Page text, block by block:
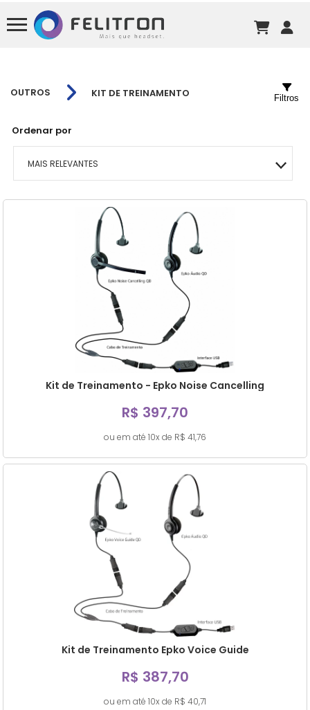
OUTROS KIT DE TREINAMENTO
Ordenar por
MAIS RELEVANTES
MAIS VENDIDOS
Filtros
Kit de Treinamento - Epko Noise Cancelling
R$ 397,70
ou em até 10x de R$ 41,76
Kit de Treinamento Epko Voice Guide
R$ 387,70
ou em até 10x de R$ 40,71